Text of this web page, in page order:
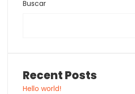
Buscar
Recent Posts
Hello world!